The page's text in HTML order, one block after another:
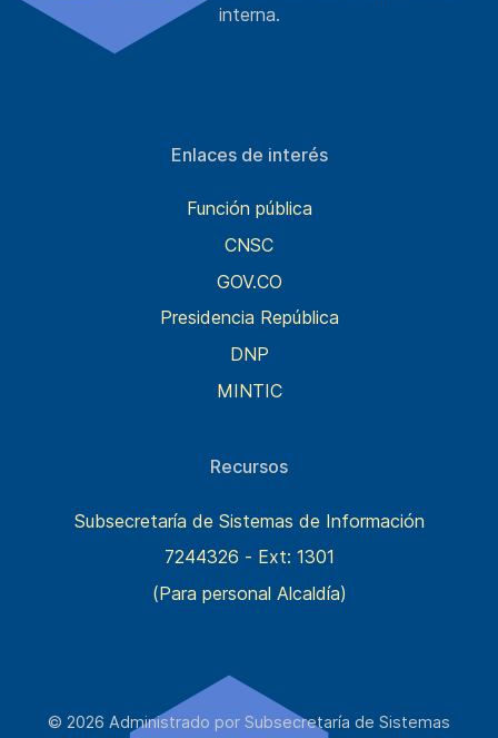
interna.
Enlaces de interés
Función pública
CNSC
GOV.CO
Presidencia República
DNP
MINTIC
Recursos
Subsecretaría de Sistemas de Información
7244326 - Ext: 1301
(Para personal Alcaldía)
© 2026 Administrado por Subsecretaría de Sistemas